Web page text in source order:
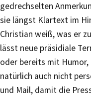
gedrechselten
sie längst Klartext im
Christian weiß, was er
lässt neue präsidiale
oder bereits mit
natürlich auch nicht
und Mail, damit die